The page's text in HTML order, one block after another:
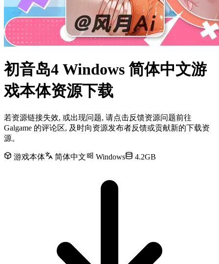
初音岛4 Windows 简体中文游
戏本体资源下载
若资源链接失效, 或出现问题, 请点击反馈资源问题前往
Galgame 的评论区, 及时向资源发布者反馈或贡献新的下载资
源。
游戏本体 简体中文 Windows 4.2GB